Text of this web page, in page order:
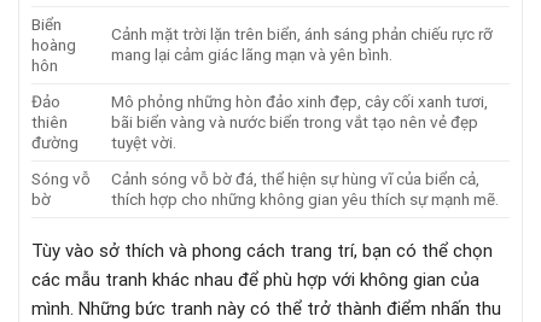
Biển
hoàng
hôn
Cảnh mặt trời lặn trên biển, ánh sáng phản chiếu rực rỡ
mang lại cảm giác lãng mạn và yên bình.
Đảo
thiên
đường
Mô phỏng những hòn đảo xinh đẹp, cây cối xanh tươi,
bãi biển vàng và nước biển trong vắt tạo nên vẻ đẹp
tuyệt vời.
Sóng vỗ
bờ
Cảnh sóng vỗ bờ đá, thể hiện sự hùng vĩ của biển cả,
thích hợp cho những không gian yêu thích sự mạnh mẽ.
Tùy vào sở thích và phong cách trang trí, bạn có thể chọn
các mẫu tranh khác nhau để phù hợp với không gian của
mình. Những bức tranh này có thể trở thành điểm nhấn thu